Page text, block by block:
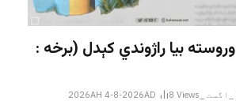
بیا راژوندي کېدل (برخه :
8 Views